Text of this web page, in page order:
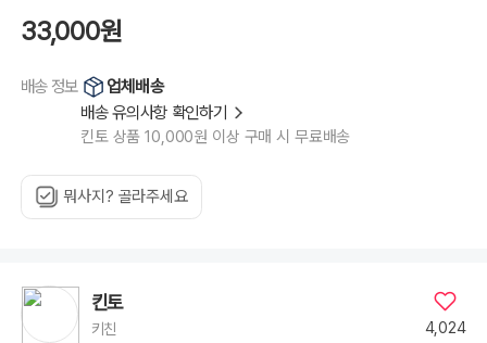
33,000원
배송 정보
업체배송
배송 유의사항 확인하기
킨토 상품 10,000원 이상 구매 시 무료배송
뭐사지? 골라주세요
킨토
키친 4,024